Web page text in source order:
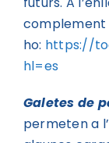
complement
ho: https://
hl=es
Galetes de
permeten a